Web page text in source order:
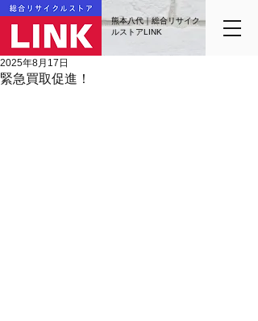
熊本八代｜総合リサイク
ルストアLINK
緊急買取促進！
2025年8月17日